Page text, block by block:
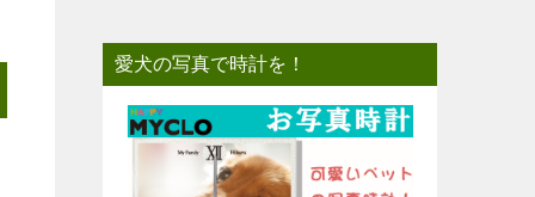
愛犬の写真で時計を！